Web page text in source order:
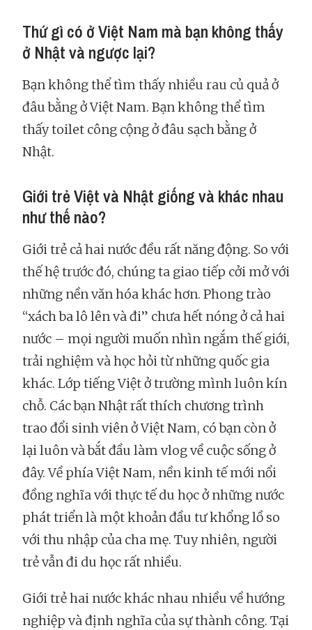
Thứ gì có ở Việt Nam mà bạn không thấy
ở Nhật và ngược lại?
Bạn không thể tìm thấy nhiều rau củ quả ở
đâu bằng ở Việt Nam. Bạn không thể tìm
thấy toilet công cộng ở đâu sạch bằng ở
Nhật.
Giới trẻ Việt và Nhật giống và khác nhau
như thế nào?
Giới trẻ cả hai nước đều rất năng động. So với
thế hệ trước đó, chúng ta giao tiếp cởi mở với
những nền văn hóa khác hơn. Phong trào
“xách ba lô lên và đi” chưa hết nóng ở cả hai
nước – mọi người muốn nhìn ngắm thế giới,
trải nghiệm và học hỏi từ những quốc gia
khác. Lớp tiếng Việt ở trường mình luôn kín
chỗ. Các bạn Nhật rất thích chương trình
trao đổi sinh viên ở Việt Nam, có bạn còn ở
lại luôn và bắt đầu làm vlog về cuộc sống ở
đây. Về phía Việt Nam, nền kinh tế mới nổi
đồng nghĩa với thực tế du học ở những nước
phát triển là một khoản đầu tư khổng lồ so
với thu nhập của cha mẹ. Tuy nhiên, người
trẻ vẫn đi du học rất nhiều.
Giới trẻ hai nước khác nhau nhiều về hướng
nghiệp và định nghĩa của sự thành công. Tại